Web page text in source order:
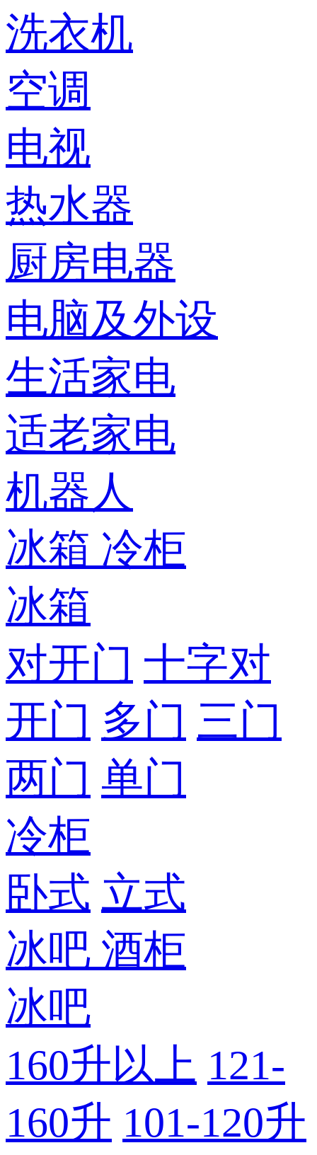
洗衣机
空调
电视
热水器
厨房电器
电脑及外设
生活家电
适老家电
机器人
冰箱 冷柜
冰箱
对开门 十字对
开门 多门 三门
两门 单门
冷柜
卧式 立式
冰吧 酒柜
冰吧
160升以上 121-
160升 101-120升